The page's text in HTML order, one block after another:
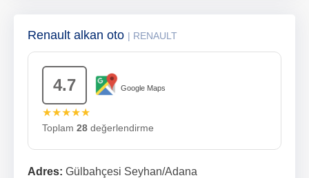
Renault alkan oto | RENAULT
4.7 Google Maps
★★★★★
Toplam 28 değerlendirme
Adres: Gülbahçesi Seyhan/Adana